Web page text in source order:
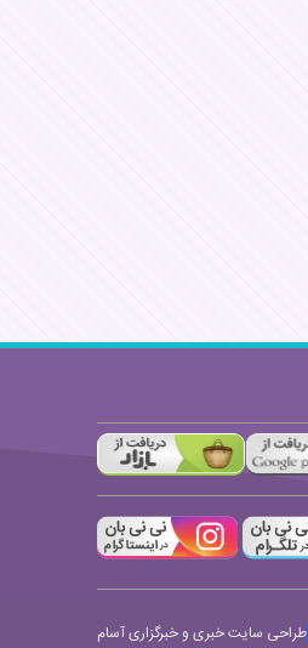
طراحی سایت خبری و خبرگزاری آسام